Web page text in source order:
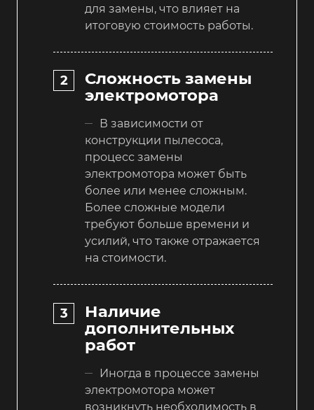
для замены, что влияет на
итоговую стоимость работы.
Сложность замены
электромотора
В зависимости от
конструкции пылесоса,
процесс замены
электромотора может быть
более или менее сложным.
Более сложные модели
требуют больше времени и
усилий, что также отражается
на стоимости.
Наличие
дополнительных
работ
Иногда в процессе замены
электромотора может
возникнуть необходимость в